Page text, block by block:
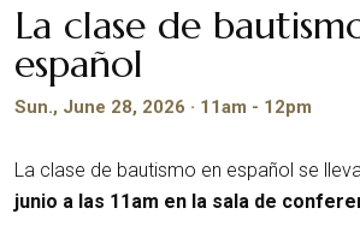
La clase de
español
Sun., June 28, 2026 · 11am - 12pm
La clase de bautismo en español se
junio a las 11am en la sala de